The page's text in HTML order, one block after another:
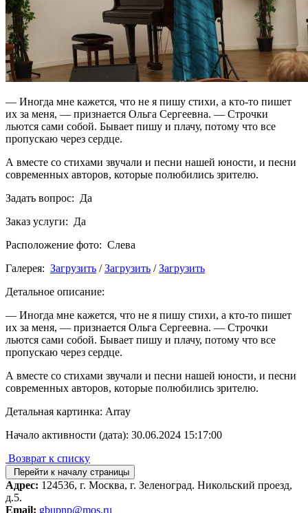
— Иногда мне кажется, что не я пишу стихи, а кто-то пишет
их за меня, — признается Ольга Сергеевна. — Строчки
льются сами собой. Бывает пишу и плачу, потому что все
пропускаю через сердце.
А вместе со стихами звучали и песни нашей юности, и песни
современных авторов, которые полюбились зрителю.
Задать вопрос: Да
Заказ услуги: Да
Расположение фото: Слева
Галерея: Загрузить /Загрузить /Загрузить
Детальное описание:
— Иногда мне кажется, что не я пишу стихи, а кто-то пишет
их за меня, — признается Ольга Сергеевна. — Строчки
льются сами собой. Бывает пишу и плачу, потому что все
пропускаю через сердце.
А вместе со стихами звучали и песни нашей юности, и песни
современных авторов, которые полюбились зрителю.
Детальная картинка: Array
Начало активности (дата): 30.06.2024 15:17:00
Возврат к списку
Перейти к началу страницы
Адрес: 124536, г. Москва, г. Зеленоград. Никольский проезд,
д.5.
Email: gbupnp@mos.ru